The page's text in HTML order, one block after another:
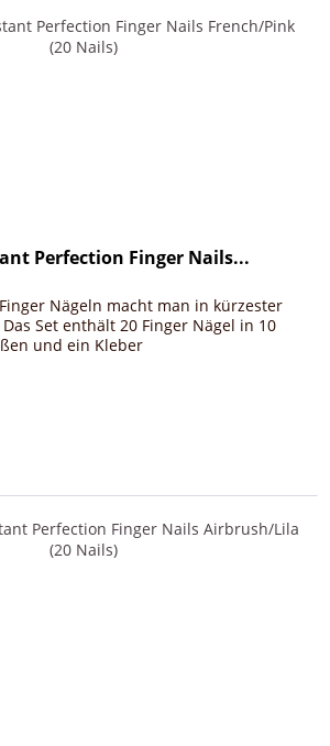
Perfection Finger Nails...
Nägeln macht man in kürzester
Set enthält 20 Finger Nägel in 10
und ein Kleber